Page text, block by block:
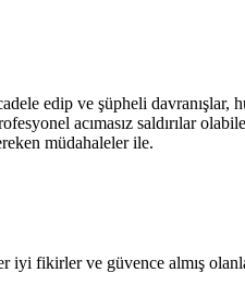
edip ve şüpheli davranışlar,
acımasız saldırılar
müdahaleler ile.
iyi fikirler ve güvence almış